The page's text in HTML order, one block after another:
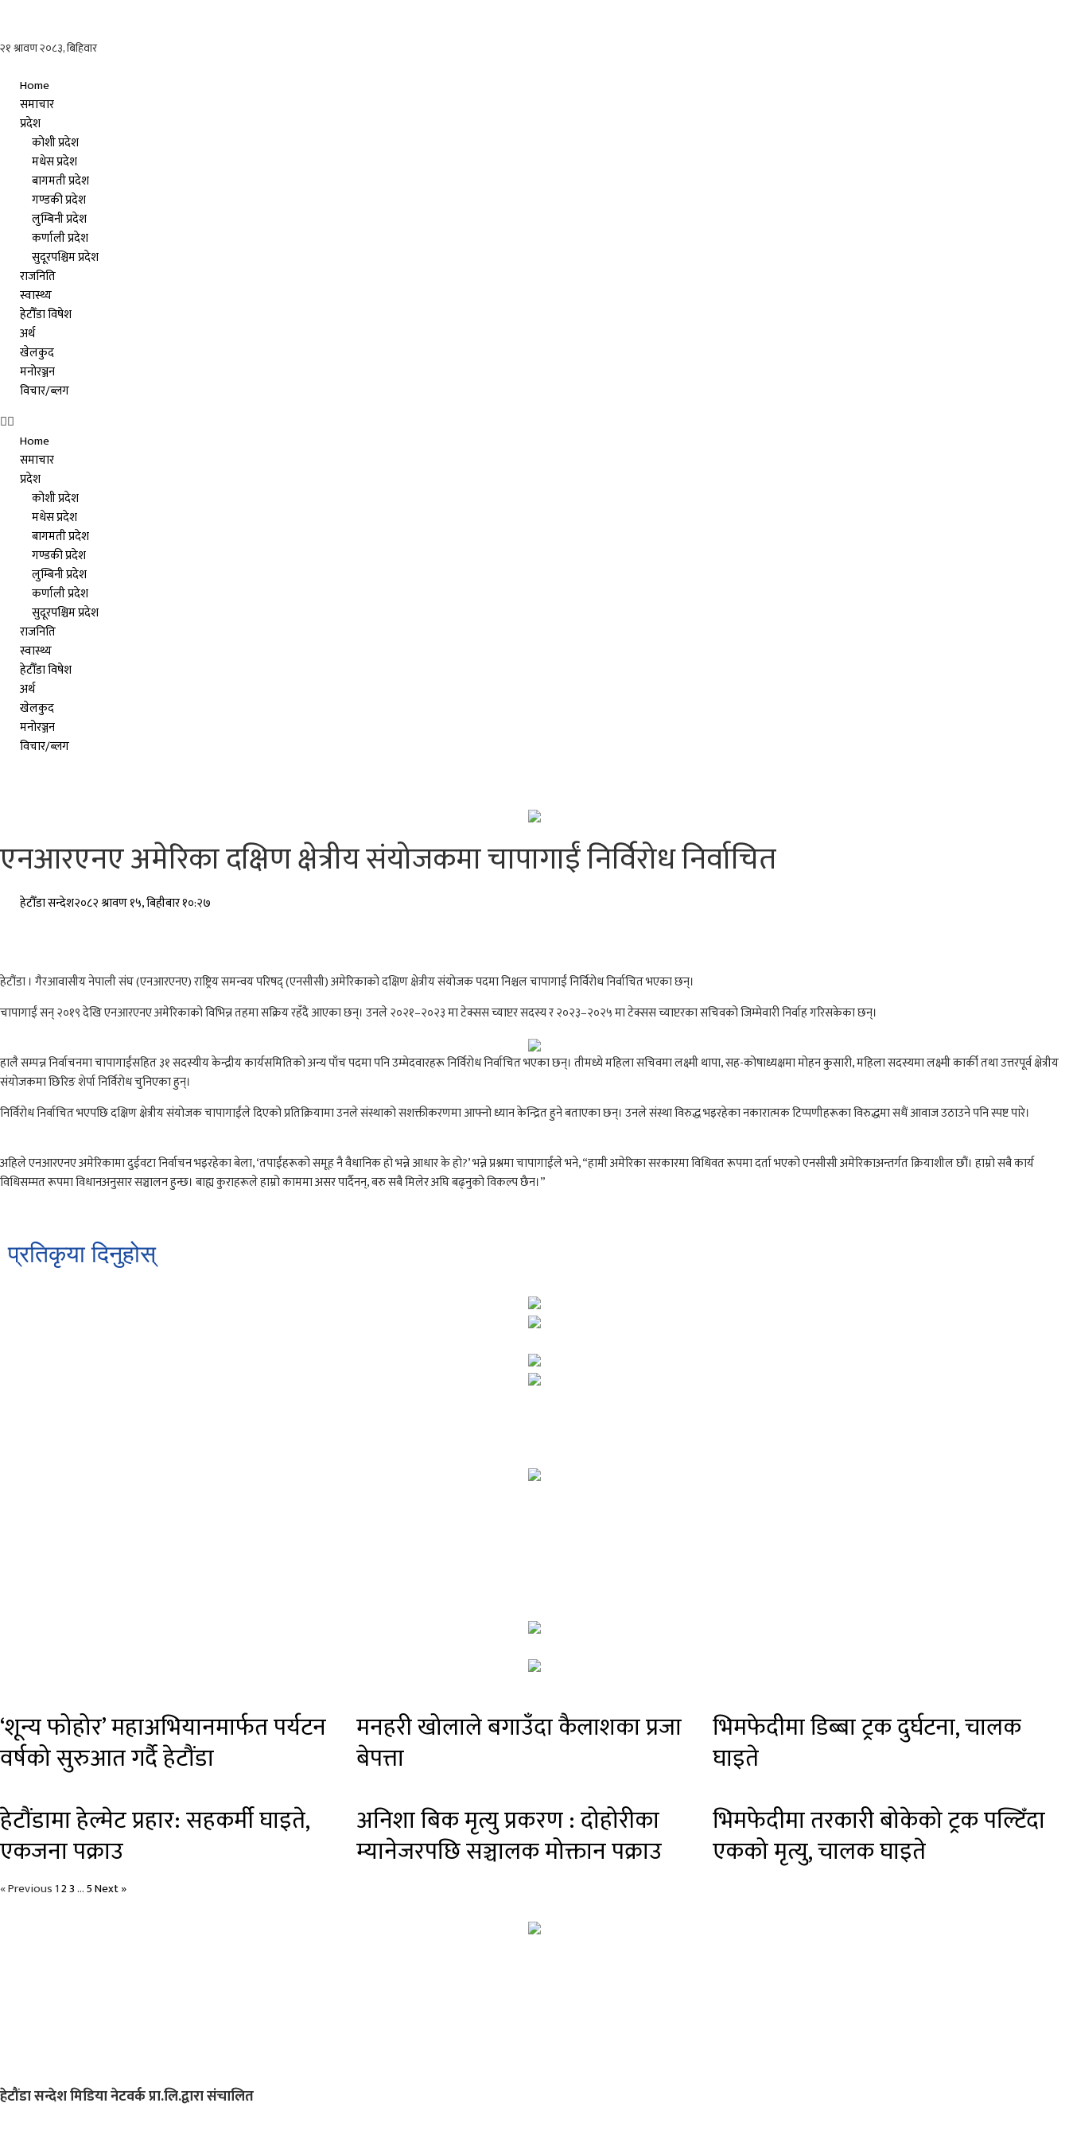
Home
समाचार
प्रदेश
कोशी प्रदेश
मधेस प्रदेश
बागमती प्रदेश
गण्डकी प्रदेश
लुम्बिनी प्रदेश
कर्णाली प्रदेश
सुदूरपश्चिम प्रदेश
राजनिति
स्वास्थ्य
हेटौँडा विषेश
अर्थ
खेलकुद
मनोरञ्जन
विचार/ब्लग
Home
समाचार
प्रदेश
कोशी प्रदेश
मधेस प्रदेश
बागमती प्रदेश
गण्डकी प्रदेश
लुम्बिनी प्रदेश
कर्णाली प्रदेश
सुदूरपश्चिम प्रदेश
राजनिति
स्वास्थ्य
हेटौँडा विषेश
अर्थ
खेलकुद
मनोरञ्जन
विचार/ब्लग
एनआरएनए अमेरिका दक्षिण क्षेत्रीय संयोजकमा चापागाईं निर्विरोध निर्वाचित
हेटौँडा सन्देश२०८२ श्रावण १५, बिहीबार १०:२७
हेटौंडा । गैरआवासीय नेपाली संघ (एनआरएनए) राष्ट्रिय समन्वय परिषद् (एनसीसी) अमेरिकाको दक्षिण क्षेत्रीय संयोजक पदमा निश्चल चापागाईं निर्विरोध निर्वाचित भएका छन्।
चापागाईं सन् २०१९ देखि एनआरएनए अमेरिकाको विभिन्न तहमा सक्रिय रहँदै आएका छन्। उनले २०२१–२०२३ मा टेक्सस च्याप्टर सदस्य र २०२३–२०२५ मा टेक्सस च्याप्टरका सचिवको जिम्मेवारी निर्वाह गरिसकेका छन्।
हालै सम्पन्न निर्वाचनमा चापागाईंसहित ३१ सदस्यीय केन्द्रीय कार्यसमितिको अन्य पाँच पदमा पनि उम्मेदवारहरू निर्विरोध निर्वाचित भएका छन्। तीमध्ये महिला सचिवमा लक्ष्मी थापा, सह-कोषाध्यक्षमा मोहन कुसारी, महिला सदस्यमा लक्ष्मी कार्की तथा उत्तरपूर्व क्षेत्रीय
संयोजकमा छिरिङ शेर्पा निर्विरोध चुनिएका हुन्।
निर्विरोध निर्वाचित भएपछि दक्षिण क्षेत्रीय संयोजक चापागाईंले दिएको प्रतिक्रियामा उनले संस्थाको सशक्तीकरणमा आफ्नो ध्यान केन्द्रित हुने बताएका छन्। उनले संस्था विरुद्ध भइरहेका नकारात्मक टिप्पणीहरूका विरुद्धमा सधैं आवाज उठाउने पनि स्पष्ट पारे।
अहिले एनआरएनए अमेरिकामा दुईवटा निर्वाचन भइरहेका बेला, ‘तपाईंहरूको समूह नै वैधानिक हो भन्ने आधार के हो?’ भन्ने प्रश्नमा चापागाईंले भने, “हामी अमेरिका सरकारमा विधिवत रूपमा दर्ता भएको एनसीसी अमेरिकाअन्तर्गत क्रियाशील छौं। हाम्रो सबै कार्य
विधिसम्मत रूपमा विधानअनुसार सञ्चालन हुन्छ। बाह्य कुराहरूले हाम्रो काममा असर पार्दैनन्, बरु सबै मिलेर अघि बढ्नुको विकल्प छैन।”
प्रतिकृया दिनुहोस्
‘शून्य फोहोर’ महाअभियानमार्फत पर्यटन
वर्षको सुरुआत गर्दै हेटौंडा
मनहरी खोलाले बगाउँदा कैलाशका प्रजा
बेपत्ता
भिमफेदीमा डिब्बा ट्रक दुर्घटना, चालक
घाइते
हेटौंडामा हेल्मेट प्रहार: सहकर्मी घाइते,
एकजना पक्राउ
अनिशा बिक मृत्यु प्रकरण : दोहोरीका
म्यानेजरपछि सञ्चालक मोक्तान पक्राउ
भिमफेदीमा तरकारी बोकेको ट्रक पल्टिँदा
एकको मृत्यु, चालक घाइते
« Previous123…5Next »
हेटौंडा सन्देश मिडिया नेटवर्क प्रा.लि.द्वारा संचालित